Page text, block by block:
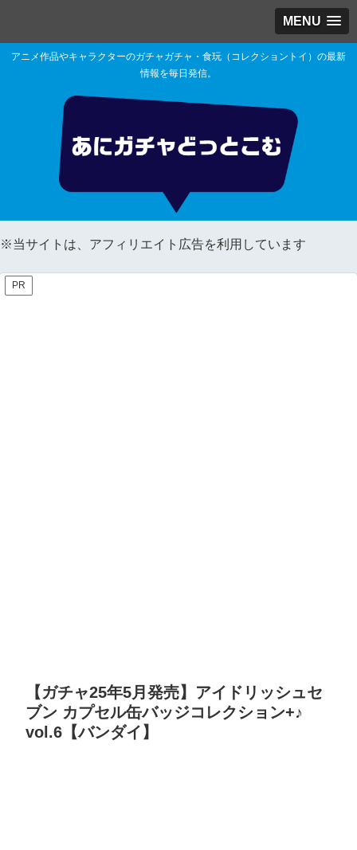
MENU
アニメ作品やキャラクターのガチャガチャ・食玩（コレクショントイ）の最新
情報を毎日発信。
※当サイトは、アフィリエイト広告を利用しています
PR
【ガチャ25年5月発売】アイドリッシュセ
ブン カプセル缶バッジコレクション+♪
vol.6【バンダイ】